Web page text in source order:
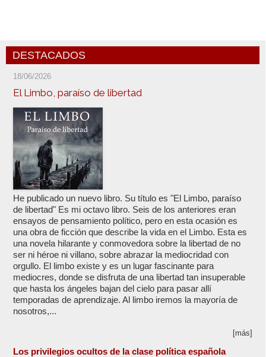
DESTACADOS
18/06/2026
El Limbo, paraíso de libertad
He publicado un nuevo libro. Su título es "El Limbo, paraíso
de libertad" Es mi octavo libro. Seis de los anteriores eran
ensayos de pensamiento político, pero en esta ocasión es
una obra de ficción que describe la vida en el Limbo. Esta es
una novela hilarante y conmovedora sobre la libertad de no
ser ni héroe ni villano, sobre abrazar la mediocridad con
orgullo. El limbo existe y es un lugar fascinante para
mediocres, donde se disfruta de una libertad tan insuperable
que hasta los ángeles bajan del cielo para pasar allí
temporadas de aprendizaje. Al limbo iremos la mayoría de
nosotros,...
[más]
Los privilegios ocultos de la clase política española